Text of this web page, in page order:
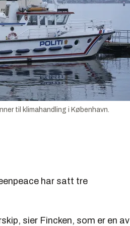
til klimahandling i København.
har satt tre
sier Fincken, som er en av